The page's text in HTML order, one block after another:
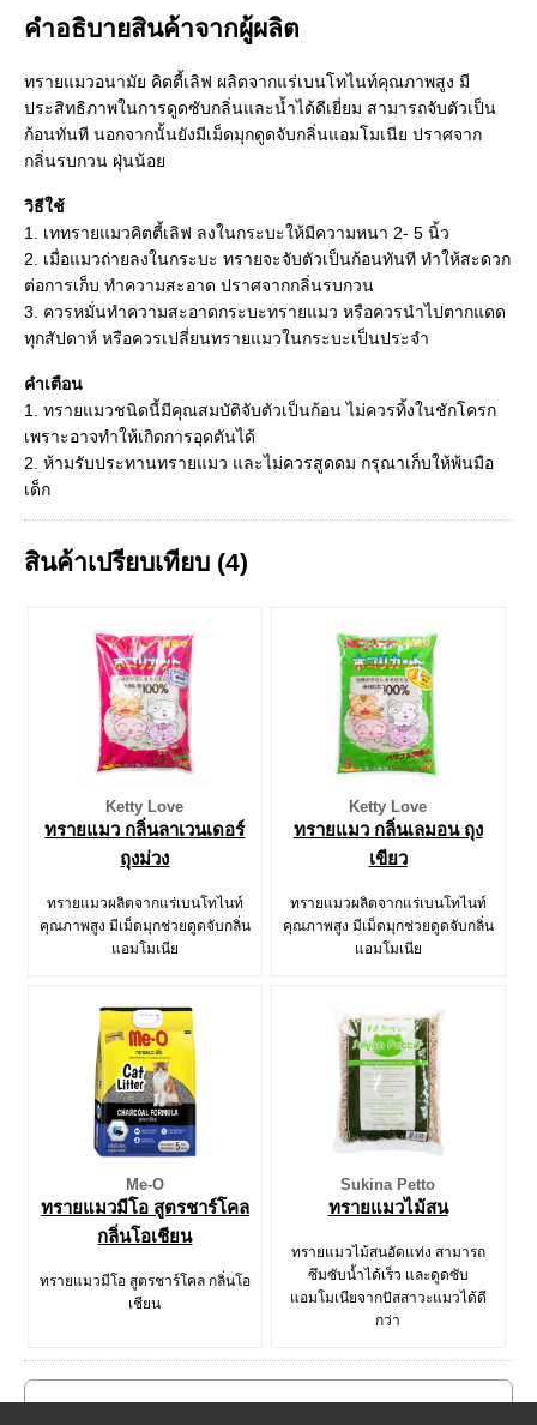
คำอธิบายสินค้าจากผู้ผลิต
ทรายแมวอนามัย คิตตี้เลิฟ ผลิตจากแร่เบนโทไนท์คุณภาพสูง มี
ประสิทธิภาพในการดูดซับกลิ่นและน้ำได้ดีเยี่ยม สามารถจับตัวเป็น
ก้อนทันที นอกจากนั้นยังมีเม็ดมุกดูดจับกลิ่นแอมโมเนีย ปราศจาก
กลิ่นรบกวน ฝุ่นน้อย
วิธีใช้
1. เททรายแมวคิตตี้เลิฟ ลงในกระบะให้มีความหนา 2- 5 นิ้ว
2. เมื่อแมวถ่ายลงในกระบะ ทรายจะจับตัวเป็นก้อนทันที ทำให้สะดวก
ต่อการเก็บ ทำความสะอาด ปราศจากกลิ่นรบกวน
3. ควรหมั่นทำความสะอาดกระบะทรายแมว หรือควรนำไปตากแดด
ทุกสัปดาห์ หรือควรเปลี่ยนทรายแมวในกระบะเป็นประจำ
คำเตือน
1. ทรายแมวชนิดนี้มีคุณสมบัติจับตัวเป็นก้อน ไม่ควรทิ้งในชักโครก
เพราะอาจทำให้เกิดการอุดตันได้
2. ห้ามรับประทานทรายแมว และไม่ควรสูดดม กรุณาเก็บให้พ้นมือ
เด็ก
สินค้าเปรียบเทียบ (4)
Ketty Love
ทรายแมว กลิ่นลาเวนเดอร์
ถุงม่วง
ทรายแมวผลิตจากแร่เบนโทไนท์
คุณภาพสูง มีเม็ดมุกช่วยดูดจับกลิ่น
แอมโมเนีย
Ketty Love
ทรายแมว กลิ่นเลมอน ถุง
เขียว
ทรายแมวผลิตจากแร่เบนโทไนท์
คุณภาพสูง มีเม็ดมุกช่วยดูดจับกลิ่น
แอมโมเนีย
Me-O
ทรายแมวมีโอ สูตรชาร์โคล
กลิ่นโอเชียน
ทรายแมวมีโอ สูตรชาร์โคล กลิ่นโอ
เชียน
Sukina Petto
ทรายแมวไม้สน
ทรายแมวไม้สนอัดแท่ง สามารถ
ซึมซับน้ำได้เร็ว และดูดซับ
แอมโมเนียจากปัสสาวะแมวได้ดี
กว่า